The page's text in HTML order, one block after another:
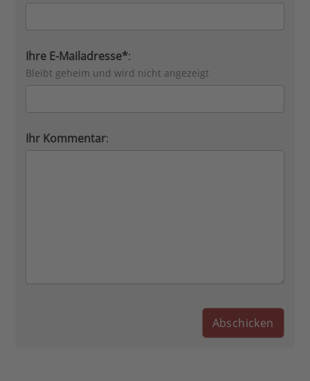
Ihre E-Mailadresse*:
Bleibt geheim und wird nicht angezeigt
Ihr Kommentar: